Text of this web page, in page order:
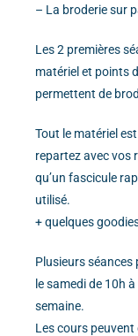
– La broderie sur
Les 2 premières
matériel et points
permettent de
Tout le matériel
repartez avec vos
qu’un fascicule
utilisé.
+ quelques
Plusieurs séances
le samedi de 10h
semaine.
Les cours peuvent